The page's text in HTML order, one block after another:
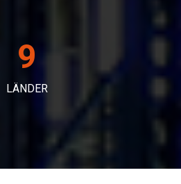
14
LÄNDER